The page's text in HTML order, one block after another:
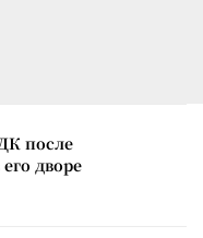
дворе